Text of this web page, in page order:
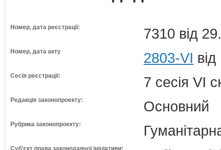
Номер, дата реєстрації: 7310 від
Номер, дата акту 2803-VI
Сесія реєстрації: 7 сесія VI
Редакція законопроекту: Основний
Рубрика законопроекту:
Суб'єкт права законодавчої ініціативи: